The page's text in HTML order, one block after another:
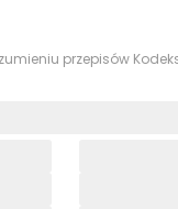
przepisów